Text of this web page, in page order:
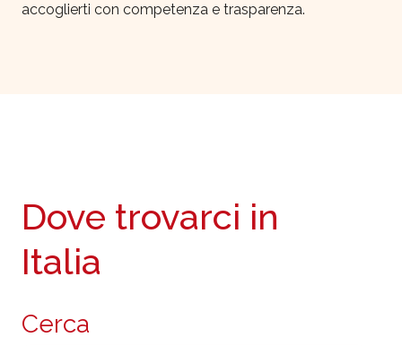
accoglierti con competenza e trasparenza.
Cerca
Dove trovarci in
Italia